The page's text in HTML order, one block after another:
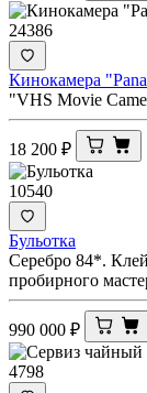
24386
Кинокамера
"VHS Movie
18 200 ₽
10540
Бульотка
Серебро 84*.
пробирного
990 000 ₽
4798